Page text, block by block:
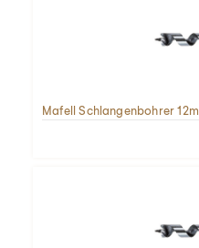
Mafell Schlangenbohrer